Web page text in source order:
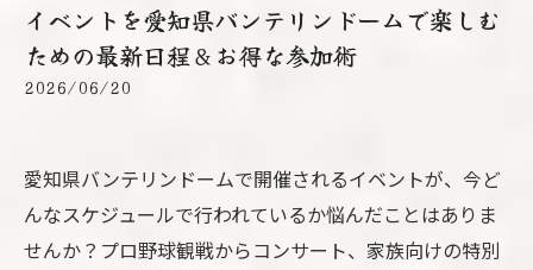
イベントを愛知県バンテリンドームで楽しむ
ための最新日程＆お得な参加術
2026/06/20
愛知県バンテリンドームで開催されるイベントが、今ど
んなスケジュールで行われているか悩んだことはありま
せんか？プロ野球観戦からコンサート、家族向けの特別